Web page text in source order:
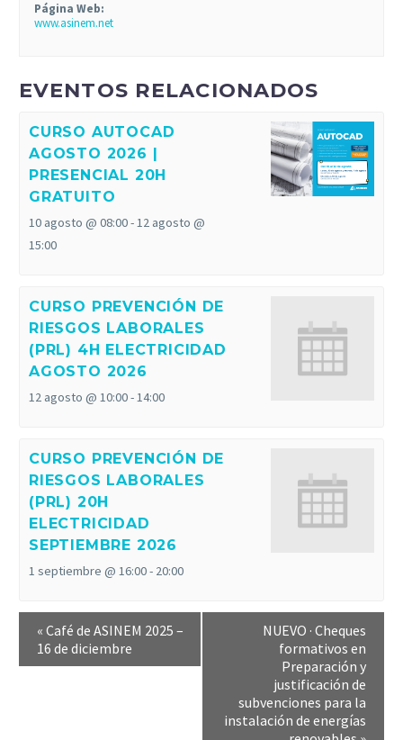
Página Web:
www.asinem.net
EVENTOS RELACIONADOS
CURSO AUTOCAD
AGOSTO 2026 |
PRESENCIAL 20H
GRATUITO
10 agosto @ 08:00-12 agosto @
15:00
CURSO PREVENCIÓN DE
RIESGOS LABORALES
(PRL) 4H ELECTRICIDAD
AGOSTO 2026
12 agosto @ 10:00-14:00
CURSO PREVENCIÓN DE
RIESGOS LABORALES
(PRL) 20H
ELECTRICIDAD
SEPTIEMBRE 2026
1 septiembre @ 16:00- 20:00
« Café de ASINEM 2025 –
16 de diciembre
NUEVO · Cheques
formativos en
Preparación y
justificación de
subvenciones para la
instalación de energías